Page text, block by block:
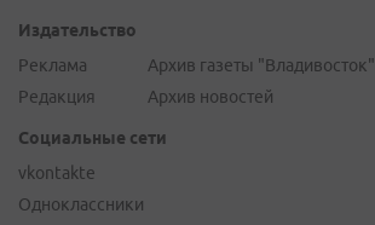
Издательство
Реклама
Редакция
Архив газеты "Владивосток"
Архив новостей
Социальные сети
vkontakte
Одноклассники